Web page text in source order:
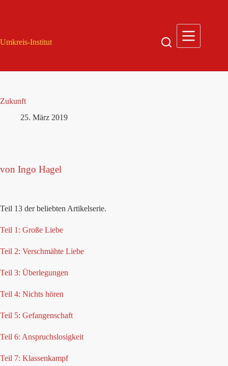
Umkreis-Institut
Zukunft
25. März 2019
von Ingo Hagel
Teil 13 der beliebten Artikelserie.
Teil 1: Große Liebe
Teil 2: Verschmähte Liebe
Teil 3: Überlegungen
Teil 4: Nichts hören
Teil 5: Gefangenschaft
Teil 6: Anspruchslosigkeit
Teil 7: Klassenkampf